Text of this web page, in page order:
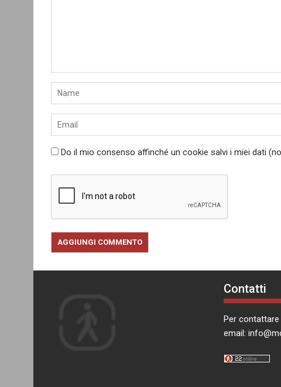
Do il mio consenso affinché un cookie salvi i miei dati
Contatti
Per contattare
email: